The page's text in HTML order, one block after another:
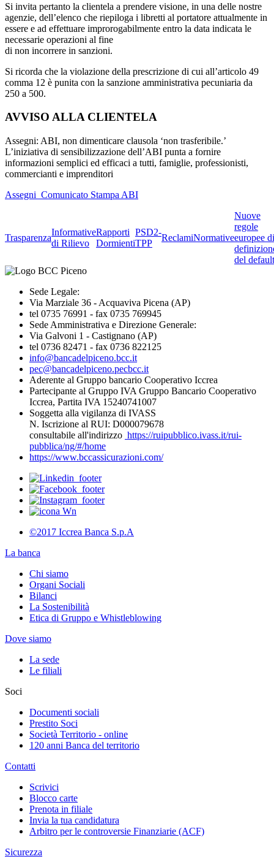
Si invita pertanto la clientela a prendere visione, in una delle nostre
agenzie, dell’elenco che riepiloga i libretti al portatore attualmente in
essere e ad effettuare improrogabilmente entro la data indicata le
necessarie operazioni al fine
di non incorrere in sanzioni.
Si ricorda che la violazione della prescrizione di cui all’articolo 49
comma 12 è punita con la sanzione amministrativa pecuniaria da
250 a 500.
AVVISO ALLA CLIENTELA
Assegni: ABI, non dimenticare clausola ‘non trasferibile.’
L’iniziativa di sensibilizzazione dell’ABI punta a fornire
informazioni semplici ed efficaci a tutti, famiglie, professionisti,
commercianti e imprenditori
Assegni_Comunicato Stampa ABI
Trasparenza
Informative
di Rilievo
Rapporti
Dormienti
PSD2-
TPP
ReclamiNormative
Nuove
regole
europee di
del default
Sede Legale:
Via Marziale 36 - Acquaviva Picena (AP)
tel 0735 76991 - fax 0735 769945
Sede Amministrativa e Direzione Generale:
Via Galvoni 1 - Castignano (AP)
tel 0736 82471 - fax 0736 822125
info@bancadelpiceno.bcc.it
pec@bancadelpiceno.pecbcc.it
Aderente al Gruppo bancario Cooperativo Iccrea
Partecipante al Gruppo IVA Gruppo Bancario Cooperativo
Iccrea, Partita IVA 15240741007
Soggetta alla vigilanza di IVASS
N. Iscrizione al RUI: D000079678
consultabile all'indirizzo https://ruipubblico.ivass.it/rui-
pubblica/ng/#/home
https://www.bccassicurazioni.com/
©2017 Iccrea Banca S.p.A
La banca
Chi siamo
Organi Sociali
Bilanci
La Sostenibilità
Etica di Gruppo e Whistleblowing
Dove siamo
La sede
Le filiali
Soci
Documenti sociali
Prestito Soci
Società Territorio - online
120 anni Banca del territorio
Contatti
Scrivici
Blocco carte
Prenota in filiale
Invia la tua candidatura
Arbitro per le controversie Finanziarie (ACF)
Sicurezza